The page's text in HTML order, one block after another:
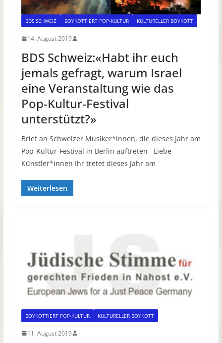
BDS SCHWEIZ BOYKOTTIERT POP-KULTUR KULTURELLER BOYKOTT
14. August 2019
BDS Schweiz:«Habt ihr euch
jemals gefragt, warum Israel
eine Veranstaltung wie das
Pop-Kultur-Festival
unterstützt?»
Brief an Schweizer Musiker*innen, die dieses Jahr am
Pop-Kultur-Festival in Berlin auftreten Liebe
Künstler*innen Ihr tretet dieses Jahr am
Weiterlesen
BOYKOTTIERT POP-KULTUR KULTURELLER BOYKOTT
11. August 2019